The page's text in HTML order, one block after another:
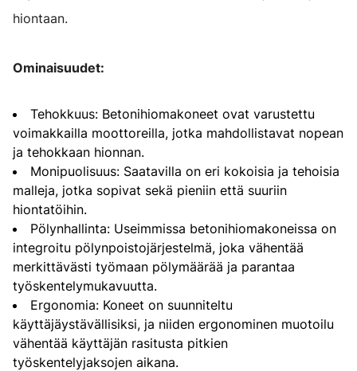
hiontaan.
Ominaisuudet:
Tehokkuus: Betonihiomakoneet ovat varustettu
voimakkailla moottoreilla, jotka mahdollistavat nopean
ja tehokkaan hionnan.
Monipuolisuus: Saatavilla on eri kokoisia ja tehoisia
malleja, jotka sopivat sekä pieniin että suuriin
hiontatöihin.
Pölynhallinta: Useimmissa betonihiomakoneissa on
integroitu pölynpoistojärjestelmä, joka vähentää
merkittävästi työmaan pölymäärää ja parantaa
työskentelymukavuutta.
Ergonomia: Koneet on suunniteltu
käyttäjäystävällisiksi, ja niiden ergonominen muotoilu
vähentää käyttäjän rasitusta pitkien
työskentelyjaksojen aikana.